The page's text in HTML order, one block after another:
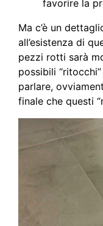
favorire la
Ma c’è un
all’esistenza di
pezzi rotti sarà
possibili
parlare,
finale che questi